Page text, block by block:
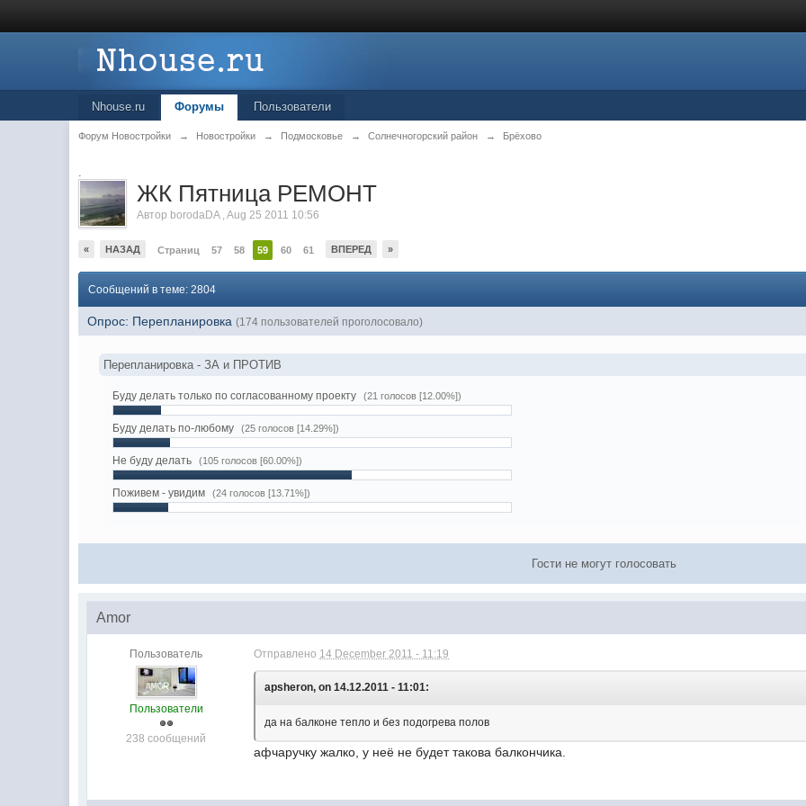
Nhouse.ru Форумы Пользователи
Форум Новостройки → Новостройки → Подмосковье → Солнечногорский район → Брёхово
.
ЖК Пятница РЕМОНТ
Автор borodaDA ,Aug 25 2011 10:56
« НАЗАД Страниц 57 58 59 60 61 ВПЕРЕД »
Сообщений в теме: 2804
Опрос: Перепланировка(174 пользователей проголосовало)
Перепланировка - ЗА и ПРОТИВ
Буду делать только по согласованному проекту (21 голосов [12.00%])
Буду делать по-любому (25 голосов [14.29%])
Не буду делать (105 голосов [60.00%])
Поживем - увидим (24 голосов [13.71%])
Гости не могут голосовать
Amor
Пользователь
Пользователи
238 сообщений
Отправлено 14 December 2011 - 11:19
apsheron, on 14.12.2011 - 11:01:
да на балконе тепло и без подогрева полов
афчаручку жалко, у неё не будет такова балкончика.